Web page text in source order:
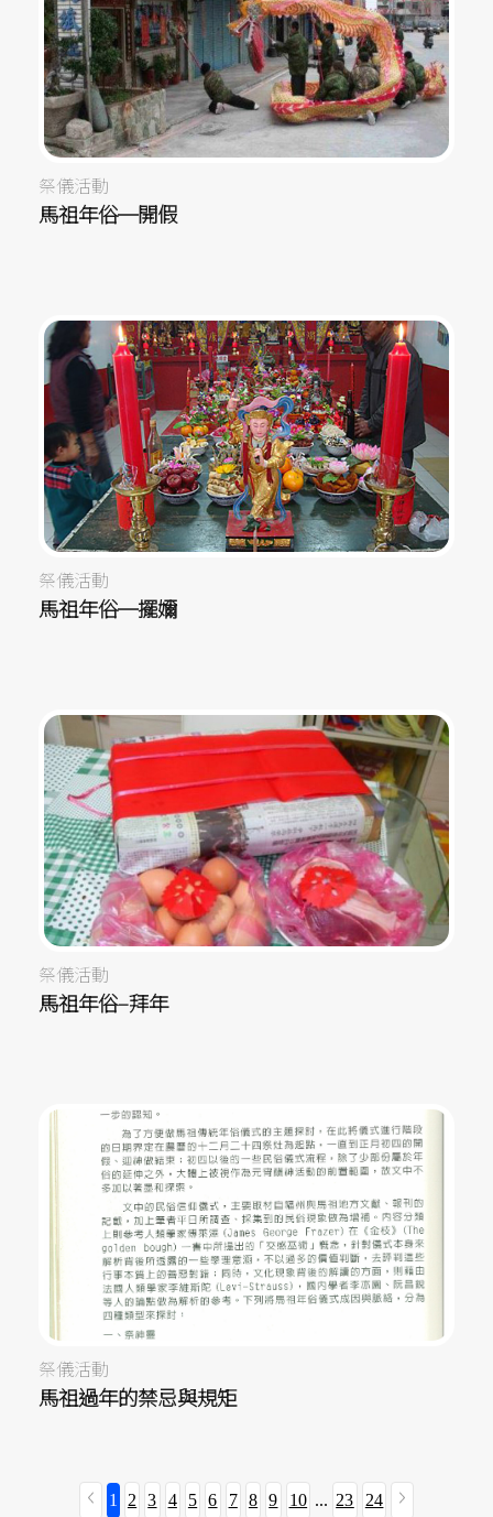
祭儀活動
馬祖年俗─開假
祭儀活動
馬祖年俗─擺嬭
祭儀活動
馬祖年俗–拜年
祭儀活動
馬祖過年的禁忌與規矩
1 2 3 4 5 6 7 8 9 10 ... 23 24